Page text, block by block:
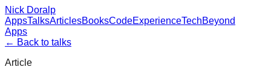
Nick Doralp
AppsTalksArticlesBooksCodeExperienceTechBeyond
Apps
← Back to talks
Article